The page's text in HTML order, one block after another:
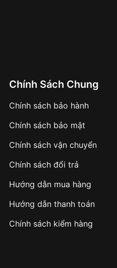
cọc trước 10% giá trị đơn
khi nhận hàng hoặc
hủy đơn không mong
Chính Sách Chung
Chính sách bảo hành
Chính sách bảo mật
Chính sách vận chuyển
Chính sách đổi trả
Hướng dẫn mua hàng
Hướng dẫn thanh toán
Chính sách kiểm hàng